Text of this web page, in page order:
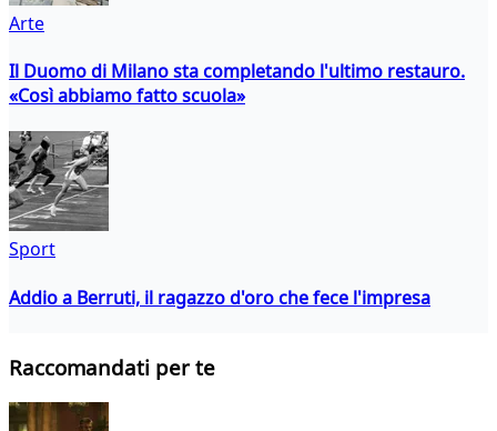
Arte
Il Duomo di Milano sta completando l'ultimo restauro.
«Così abbiamo fatto scuola»
Sport
Addio a Berruti, il ragazzo d'oro che fece l'impresa
Raccomandati per te